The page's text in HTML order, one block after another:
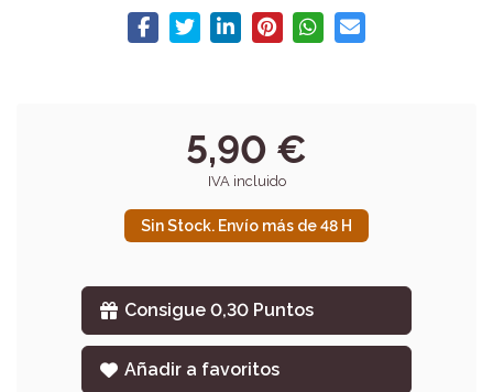
5,90 €
IVA incluido
Sin Stock. Envío más de 48 H
Consigue 0,30 Puntos
Añadir a favoritos